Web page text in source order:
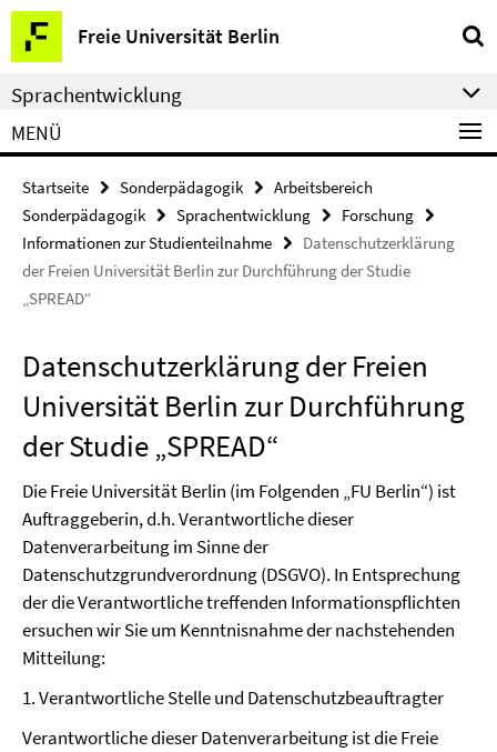
Springe
direkt
zu
Inhalt
Freie Universität Berlin
Service-
Navigation
Sprachentwicklung
MENÜ
Startseite Sonderpädagogik
Arbeitsbereich
Sonderpädagogik
Sprachentwicklung
Forschung
Informationen zur Studienteilnahme
Datenschutzerklärung
der Freien Universität Berlin zur Durchführung der Studie
„SPREAD“
Datenschutzerklärung der Freien
Universität Berlin zur Durchführung
der Studie „SPREAD“
Die Freie Universität Berlin (im Folgenden „FU Berlin“) ist
Auftraggeberin, d.h. Verantwortliche dieser
Datenverarbeitung im Sinne der
Datenschutzgrundverordnung (DSGVO). In Entsprechung
der die Verantwortliche treffenden Informationspflichten
ersuchen wir Sie um Kenntnisnahme der nachstehenden
Mitteilung:
1. Verantwortliche Stelle und Datenschutzbeauftragter
Verantwortliche dieser Datenverarbeitung ist die Freie